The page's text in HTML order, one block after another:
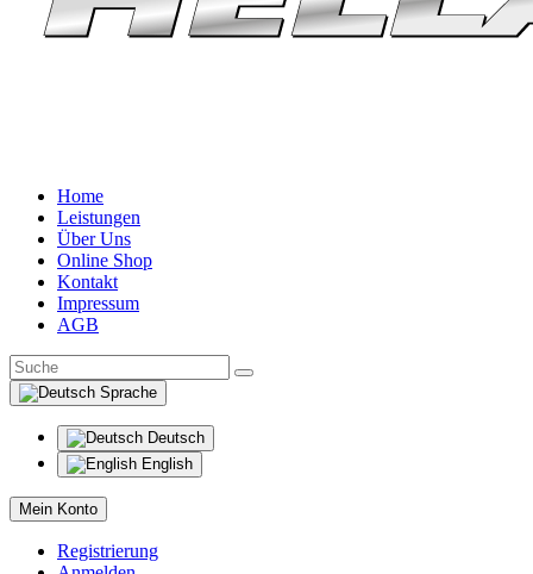
Home
Leistungen
Über Uns
Online Shop
Kontakt
Impressum
AGB
Sprache
Deutsch
English
Mein Konto
Registrierung